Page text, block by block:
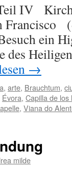
IV
Francisco
ein
des
→
, arte, Brauchtum,
Évora, Capilla de los
, Viana do
milde